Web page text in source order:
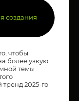
создания
чтобы
более узкую
темы
2025-го